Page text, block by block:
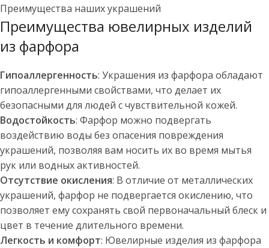
Преимущества наших украшений
Преимущества ювелирных изделий
из фарфора
Гипоаллергенность: Украшения из фарфора обладают
гипоаллергенными свойствами, что делает их
безопасными для людей с чувствительной кожей.
Водостойкость: Фарфор можно подвергать
воздействию воды без опасения повреждения
украшений, позволяя вам носить их во время мытья
рук или водных активностей.
Отсутствие окисления: В отличие от металлических
украшений, фарфор не подвергается окислению, что
позволяет ему сохранять свой первоначальный блеск и
цвет в течение длительного времени.
Легкость и комфорт: Ювелирные изделия из фарфора